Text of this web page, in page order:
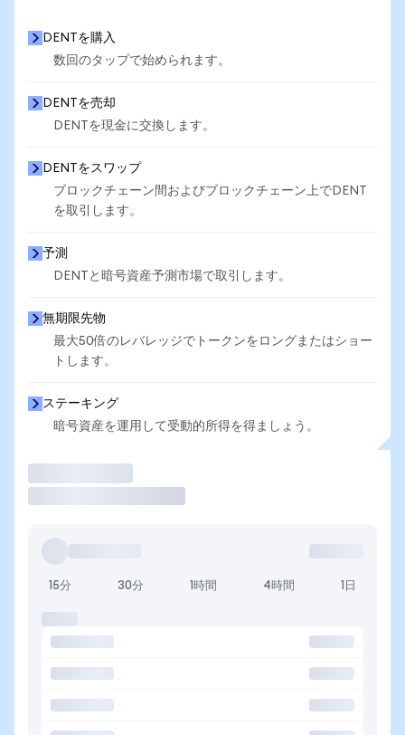
DENTを購入
数回のタップで始められます。
DENTを売却
DENTを現金に交換します。
DENTをスワップ
ブロックチェーン間およびブロックチェーン上でDENT
を取引します。
予測
DENTと暗号資産予測市場で取引します。
無期限先物
最大50倍のレバレッジでトークンをロングまたはショー
トします。
ステーキング
暗号資産を運用して受動的所得を得ましょう。
15分 30分 1時間 4時間 1日